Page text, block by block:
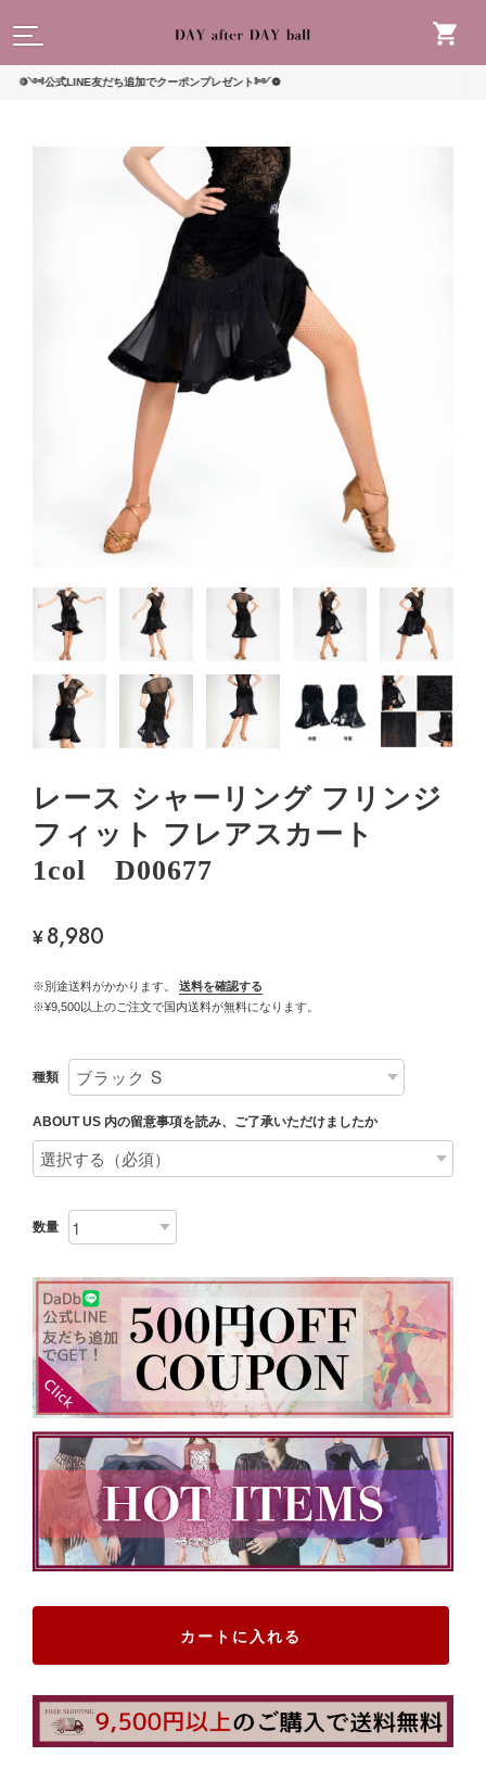
式LINE友だち追加でクーポンプレゼント༻❁
レース シャーリング フリンジ
フィット フレアスカート
1col D00677
¥8,980
※別途送料がかかります。
送料を確認する
※¥9,500以上のご注文で国内送料が無料になります。
種類
ABOUT US 内の留意事項を読み、ご了承いただけましたか
数量
カートに入れる